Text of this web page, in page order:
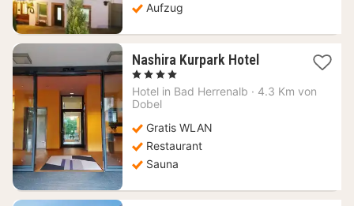
Aufzug
Nashira Kurpark Hotel1
ab
, 4 Sterne
Hotel in Bad Herrenalb · 4.3 Km von
Dobel
Gratis WLAN
Restaurant
Sauna